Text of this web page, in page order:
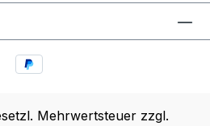
Mehrwertsteuer zzgl.